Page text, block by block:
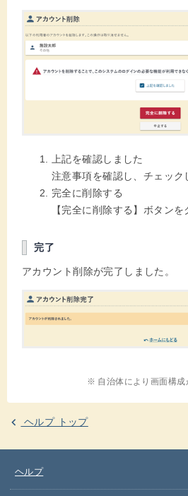
上記を確認しました
注意事項を確認し、チェック
完全に削除する
【完全に削除する】ボタンを
完了
アカウント削除が完了しました。
※ 自治体により画面構成
ヘルプ トップ
ヘルプ